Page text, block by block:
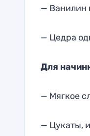
— Ванилин
— Цедра
Для
— Мягкое
— Цукаты,